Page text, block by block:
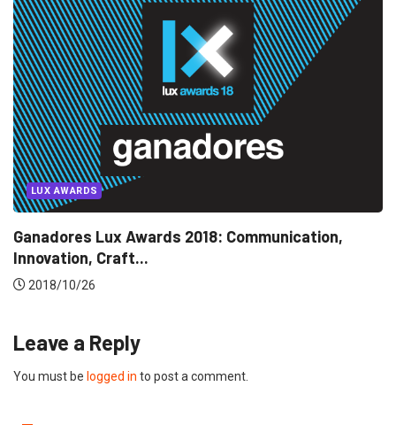
PUBLICIDAD PUBLICIDAD LOCAL
El Cóndor 2018: lista de ganadores y...
2018/09/23
Leave a Reply
You must be logged in to post a comment.